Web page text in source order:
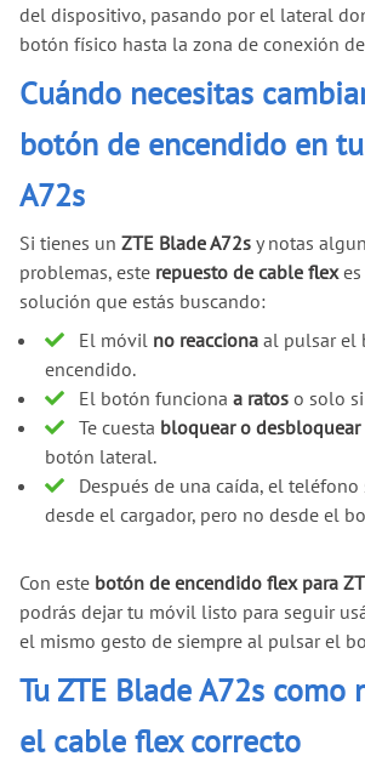
del dispositivo, pasando por el lateral
botón físico hasta la zona de conexión
Cuándo necesitas
botón de encendido en
A72s
Si tienes un ZTE Blade A72s y notas
problemas, este repuesto de cable flexes
solución que estás buscando:
El móvil no reaccionaal pulsar el
encendido.
El botón funciona a ratoso solo si
Te cuesta bloquear o desbloquear
botón lateral.
Después de una caída, el
desde el cargador, pero no desde el
Con este botón de encendido flex para
podrás dejar tu móvil listo para seguir
el mismo gesto de siempre al pulsar el
Tu ZTE Blade A72s como
el cable flex correcto